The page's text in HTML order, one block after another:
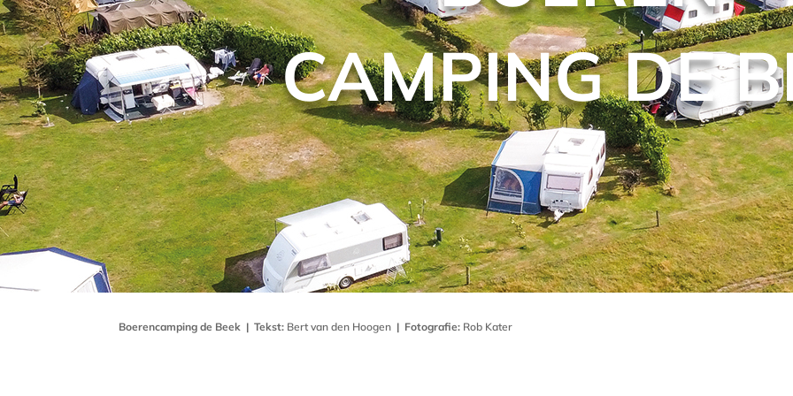
CAMPING DE
Boerencamping de Beek | Tekst: Bert van den Hoogen | Fotografie: Rob Kater